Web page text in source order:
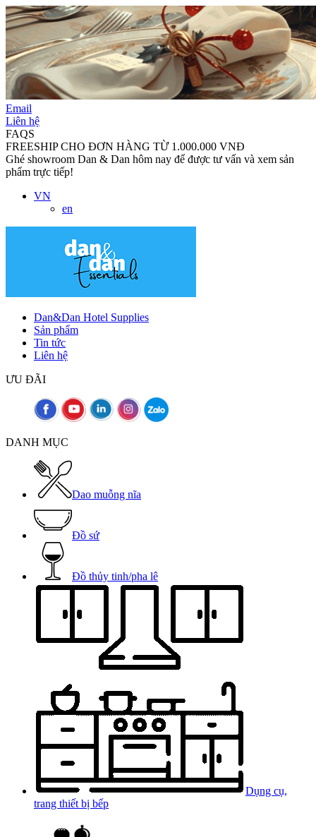
Email
Liên hệ
FAQS
FREESHIP CHO ĐƠN HÀNG TỪ 1.000.000 VNĐ
Ghé showroom Dan & Dan hôm nay để được tư vấn và xem sản
phẩm trực tiếp!
VN
en
Dan&Dan Hotel Supplies
Sản phẩm
Tin tức
Liên hệ
ƯU ĐÃI
DANH MỤC
Dao muỗng nĩa
Đồ sứ
Đồ thủy tinh/pha lê
Dụng cụ,
trang thiết bị bếp